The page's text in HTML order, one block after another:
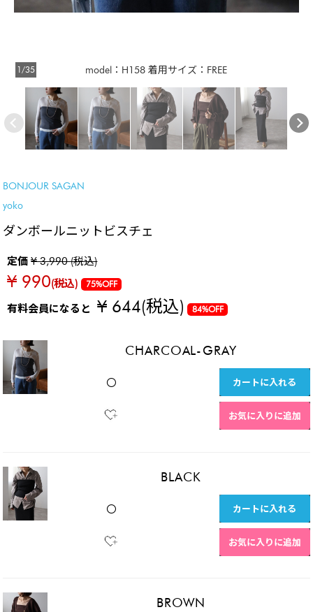
model：H158 着用サイズ：FREE
1/35
BONJOUR SAGAN
yoko
ダンボールニットビスチェ
定価¥ 3,990 (税込)
¥ 990(税込) 75%OFF
有料会員になると¥ 644(税込) 84%OFF
CHARCOAL-GRAY
〇 カートに入れる
お気に入りに追加
BLACK
〇 カートに入れる
お気に入りに追加
BROWN